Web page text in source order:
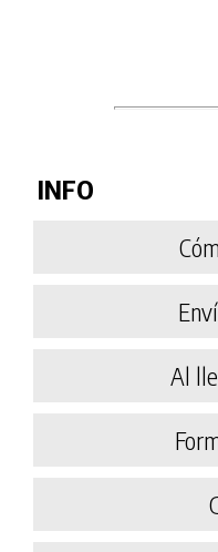
INFO
Al